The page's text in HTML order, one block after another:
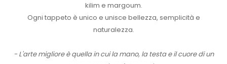
kilim e margoum.
Ogni tappeto è unico e unisce bellezza, semplicità e
naturalezza.
- L'arte migliore è quella in cui la mano, la testa e il cuore di un